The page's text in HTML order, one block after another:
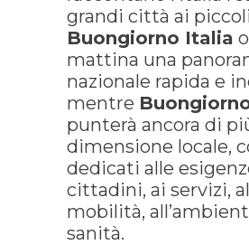
grandi città ai
Buongiorno Italia
mattina una
nazionale rapida e
mentre
punterà ancora di
dimensione locale,
dedicati alle
cittadini, ai servizi,
mobilità,
sanità.